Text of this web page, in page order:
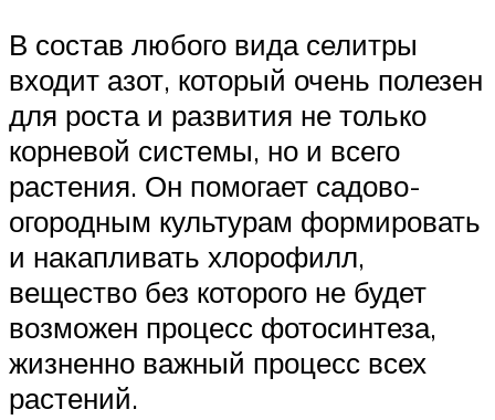
В состав любого вида селитры
входит азот, который очень полезен
для роста и развития не только
корневой системы, но и всего
растения. Он помогает садово-
огородным культурам формировать
и накапливать хлорофилл,
вещество без которого не будет
возможен процесс фотосинтеза,
жизненно важный процесс всех
растений.